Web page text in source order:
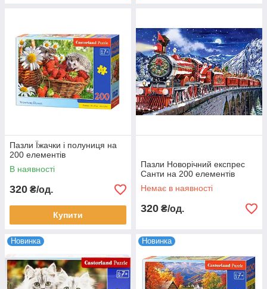
Пазли Їжачки і полуниця на
200 елементів
В наявності
320 ₴/од.
Купити
Пазли Новорічний експрес
Санти на 200 елементів
Немає в наявності
320 ₴/од.
Новинка Новинка